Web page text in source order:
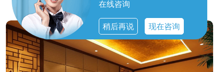
在线咨询
稍后再说 现在咨询